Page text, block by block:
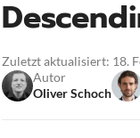
Zuletzt aktualisiert: 18.
Autor
Oliver Schoch